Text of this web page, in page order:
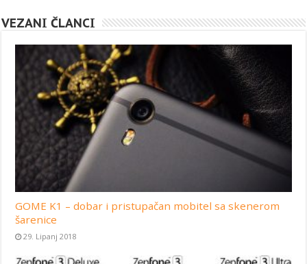
VEZANI ČLANCI
GOME K1 – dobar i pristupačan mobitel sa skenerom
šarenice
29. Lipanj 2018